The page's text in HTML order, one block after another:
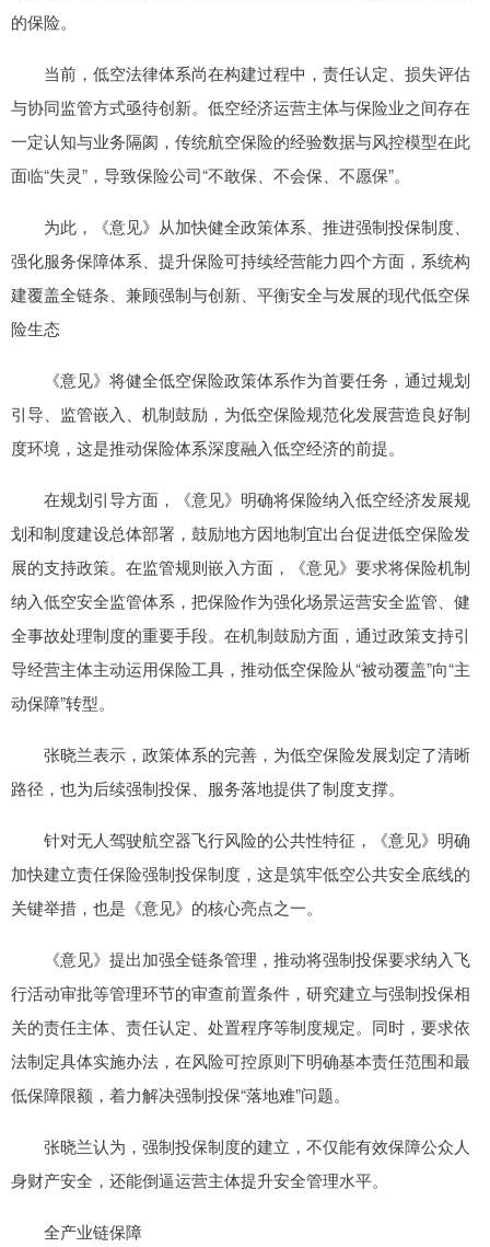
的保险。
当前，低空法律体系尚在构建过程中，责任认定、损失评估
与协同监管方式亟待创新。低空经济运营主体与保险业之间存在
一定认知与业务隔阂，传统航空保险的经验数据与风控模型在此
面临“失灵”，导致保险公司“不敢保、不会保、不愿保”。
为此，《意见》从加快健全政策体系、推进强制投保制度、
强化服务保障体系、提升保险可持续经营能力四个方面，系统构
建覆盖全链条、兼顾强制与创新、平衡安全与发展的现代低空保
险生态
《意见》将健全低空保险政策体系作为首要任务，通过规划
引导、监管嵌入、机制鼓励，为低空保险规范化发展营造良好制
度环境，这是推动保险体系深度融入低空经济的前提。
在规划引导方面，《意见》明确将保险纳入低空经济发展规
划和制度建设总体部署，鼓励地方因地制宜出台促进低空保险发
展的支持政策。在监管规则嵌入方面，《意见》要求将保险机制
纳入低空安全监管体系，把保险作为强化场景运营安全监管、健
全事故处理制度的重要手段。在机制鼓励方面，通过政策支持引
导经营主体主动运用保险工具，推动低空保险从“被动覆盖”向“主
动保障”转型。
张晓兰表示，政策体系的完善，为低空保险发展划定了清晰
路径，也为后续强制投保、服务落地提供了制度支撑。
针对无人驾驶航空器飞行风险的公共性特征，《意见》明确
加快建立责任保险强制投保制度，这是筑牢低空公共安全底线的
关键举措，也是《意见》的核心亮点之一。
《意见》提出加强全链条管理，推动将强制投保要求纳入飞
行活动审批等管理环节的审查前置条件，研究建立与强制投保相
关的责任主体、责任认定、处置程序等制度规定。同时，要求依
法制定具体实施办法，在风险可控原则下明确基本责任范围和最
低保障限额，着力解决强制投保“落地难”问题。
张晓兰认为，强制投保制度的建立，不仅能有效保障公众人
身财产安全，还能倒逼运营主体提升安全管理水平。
全产业链保障